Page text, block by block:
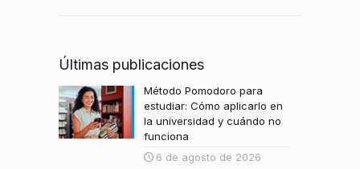
Últimas publicaciones
Método Pomodoro para
estudiar: Cómo aplicarlo en
la universidad y cuándo no
funciona
6 de agosto de 2026